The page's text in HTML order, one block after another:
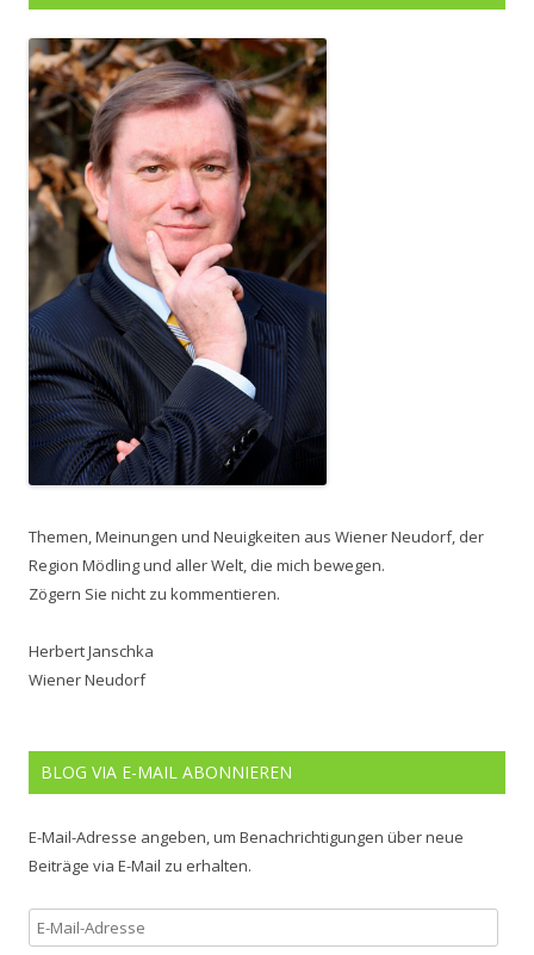
Themen, Meinungen und Neuigkeiten aus Wiener Neudorf, der
Region Mödling und aller Welt, die mich bewegen.
Zögern Sie nicht zu kommentieren.
Herbert Janschka
Wiener Neudorf
BLOG VIA E-MAIL ABONNIEREN
E-Mail-Adresse angeben, um Benachrichtigungen über neue
Beiträge via E-Mail zu erhalten.
E-
Mail-